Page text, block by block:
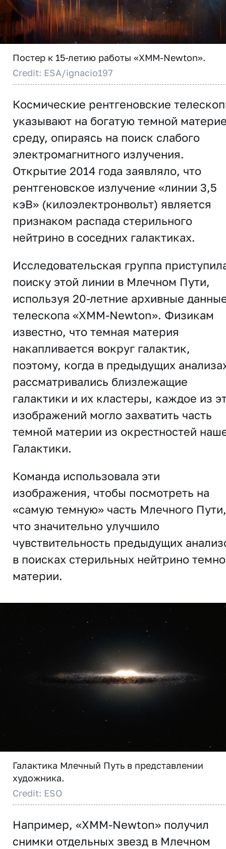
Постер к 15-летию работы «XMM-Newton».
Credit: ESA/ignacio197
Космические рентгеновские
указывают на богатую темной
среду, опираясь на поиск слабого
электромагнитного излучения.
Открытие 2014 года заявляло, что
рентгеновское излучение «линии 3,5
кэВ» (килоэлектронвольт) является
признаком распада стерильного
нейтрино в соседних галактиках.
Исследовательская группа
поиску этой линии в Млечном Пути,
используя 20-летние архивные
телескопа «XMM-Newton». Физикам
известно, что темная материя
накапливается вокруг галактик,
поэтому, когда в предыдущих
рассматривались близлежащие
галактики и их кластеры, каждое из
изображений могло захватить часть
темной материи из окрестностей
Галактики.
Команда использовала эти
изображения, чтобы посмотреть на
«самую темную» часть Млечного Пути,
что значительно улучшило
чувствительность предыдущих
в поисках стерильных нейтрино
материи.
Галактика Млечный Путь в представлении
художника.
Credit: ESO
Например, «XMM-Newton» получил
снимки отдельных звезд в Млечном